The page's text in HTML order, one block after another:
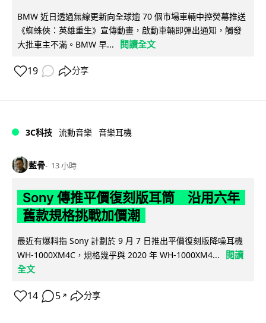
BMW 近日透過無線更新向全球逾 70 個市場車輛中控熒幕推送
《蜘蛛俠：英雄重生》宣傳動畫，啟動車輛即彈出通知，觸發
大批車主不滿。BMW 早...
閱讀全文
19 分享
3C科技 流動音樂 音樂耳機
藍骨 13 小時
Sony 傳推平價復刻版耳筒 沿用六年
舊款規格挑戰加價潮
最近有爆料指 Sony 計劃於 9 月 7 日推出平價復刻版降噪耳機
WH-1000XM4C，規格幾乎與 2020 年 WH-1000XM4...
閱讀
全文
14 5 ↗ 分享